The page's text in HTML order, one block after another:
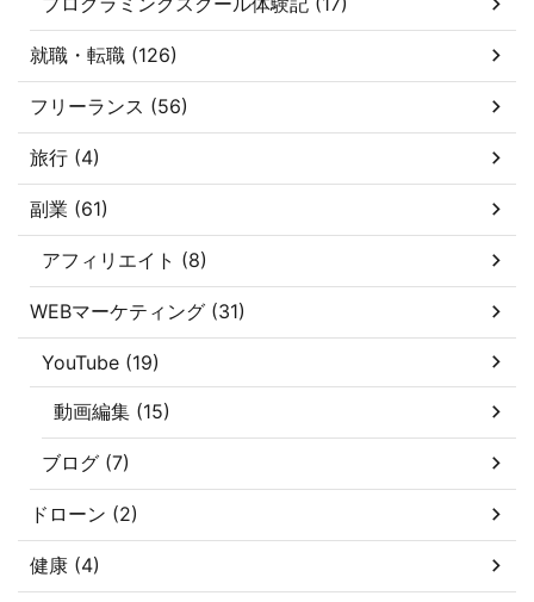
就職・転職 (126)
フリーランス (56)
旅行 (4)
副業 (61)
アフィリエイト (8)
WEBマーケティング (31)
YouTube (19)
動画編集 (15)
ブログ (7)
ドローン (2)
健康 (4)